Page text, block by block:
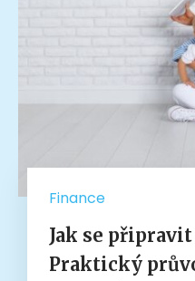
Finance
Jak se
Praktický